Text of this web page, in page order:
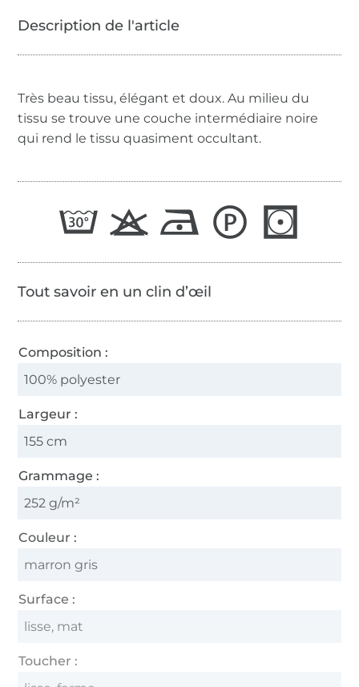
Très beau tissu, élégant et doux. Au milieu du
tissu se trouve une couche intermédiaire noire
qui rend le tissu quasiment occultant.
Tout savoir en un clin d’œil
Composition :
100% polyester
Largeur :
155 cm
Grammage :
252 g/m²
Couleur :
marron gris
Surface :
lisse, mat
Toucher :